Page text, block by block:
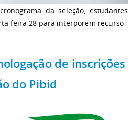
da seleção, estudantes
feira 28 para interporem recurso
de inscrições
do Pibid